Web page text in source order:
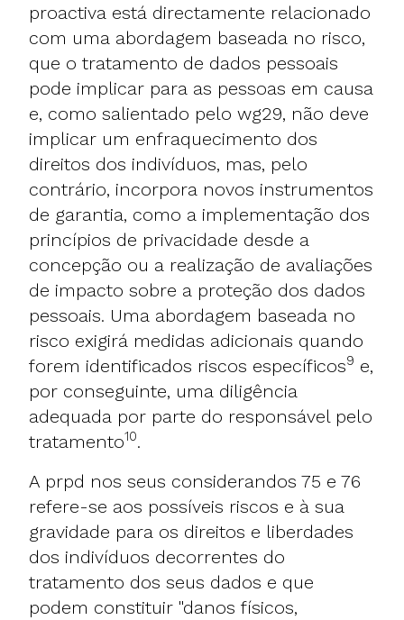
proactiva está directamente relacionado
com uma abordagem baseada no risco,
que o tratamento de dados pessoais
pode implicar para as pessoas em causa
e, como salientado pelo wg29, não deve
implicar um enfraquecimento dos
direitos dos indivíduos, mas, pelo
contrário, incorpora novos instrumentos
de garantia, como a implementação dos
princípios de privacidade desde a
concepção ou a realização de avaliações
de impacto sobre a proteção dos dados
pessoais. Uma abordagem baseada no
risco exigirá medidas adicionais quando
forem identificados riscos específicos9 e,
por conseguinte, uma diligência
adequada por parte do responsável pelo
tratamento10.
A prpd nos seus considerandos 75 e 76
refere-se aos possíveis riscos e à sua
gravidade para os direitos e liberdades
dos indivíduos decorrentes do
tratamento dos seus dados e que
podem constituir "danos físicos,